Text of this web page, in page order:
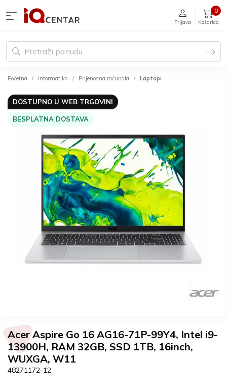
Prijava Košarica
0
Početna Informatika Prijenosna računala Laptopi
DOSTUPNO U WEB TRGOVINI
BESPLATNA DOSTAVA
Acer Aspire Go 16 AG16-71P-99Y4, Intel i9-
13900H, RAM 32GB, SSD 1TB, 16inch,
WUXGA, W11
48271172-12